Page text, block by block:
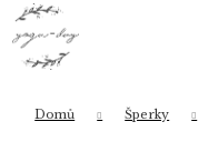
Přejít
obsah
Domů Šperky
K
o
Zpět
Zpět